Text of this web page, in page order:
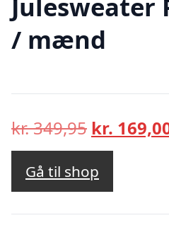
/ mænd
kr.349,95 Den
pris
var:
kr.
kr.
Gå til shop